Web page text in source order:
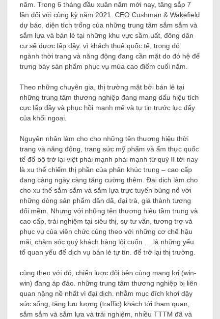
năm. Trong 6 tháng đầu xuân năm mới nay, tăng sắp 7
lần đối với cùng kỳ năm 2021. CEO Cushman & Wakefield
dự báo, diện tích trống của những trung tâm sắm sắm và
sắm lựa và bán lẻ tại những khu vực sầm uất, đông dân
cư sẽ được lấp đầy. vì khách thuê quốc tế, trong đó
ngành thời trang và năng động đang cần mặt do đó hệ để
trưng bày sản phẩm phục vụ mùa cao điểm cuối năm.
Theo những chuyên gia, thị trường mặt bởi bán lẻ tại
những trung tâm thương nghiệp đang mang dấu hiệu tích
cực lấp đầy và phục hồi mạnh mẽ và tự tin trước lực đẩy
của khối ngoại.
Nguyên nhân làm cho cho những tên thương hiệu thời
trang và năng động, trang sức mỹ phẩm và ẩm thực quốc
tế đổ bộ trở lại việt phái mạnh phái mạnh từ quý II tới nay
là xu thế chiếm thị phần của phân khúc trung – cao cấp
đang càng ngày càng tăng cường thêm. Đại dịch làm cho
cho xu thế sắm sắm và sắm lựa trực tuyến bùng nổ với
những dòng sản phẩm dân dã, đại trà, giá thành tương
đối mềm. Nhưng với những tên thương hiệu tầm trung và
cao cấp, trải nghiệm tại siêu thị, sự tư vấn, tương trợ và
phục vụ của viên chức cùng theo với những cơ chế hậu
mãi, chăm sóc quý khách hàng lôi cuốn … là những yếu
tố quan yếu để dịch vụ bán lẻ tự tín. để trở lại thị trường.
cùng theo với đó, chiến lược đôi bên cùng mang lợi (win-
win) đang áp đảo. những trung tâm thương nghiệp bị liên
quan nặng nề nhất vì đại dịch. nhằm mục đích khơi dậy
sức sống, tăng lưu lượng (traffic) khách tới tham quan,
sắm sắm và sắm lựa và trải nghiệm, nhiều TTTM đã và